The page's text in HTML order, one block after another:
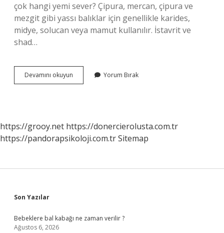
çok hangi yemi sever? Çipura, mercan, çipura ve
mezgit gibi yassı balıklar için genellikle karides,
midye, solucan veya mamut kullanılır. İstavrit ve
shad…
Devamını okuyun
Iyi
Yorum Bırak
https://grooy.net https://donercierolusta.com.tr
https://pandorapsikoloji.com.trSitemap
Sidebar
Son Yazılar
Bebeklere bal kabağı ne zaman verilir ?
Ağustos 6, 2026